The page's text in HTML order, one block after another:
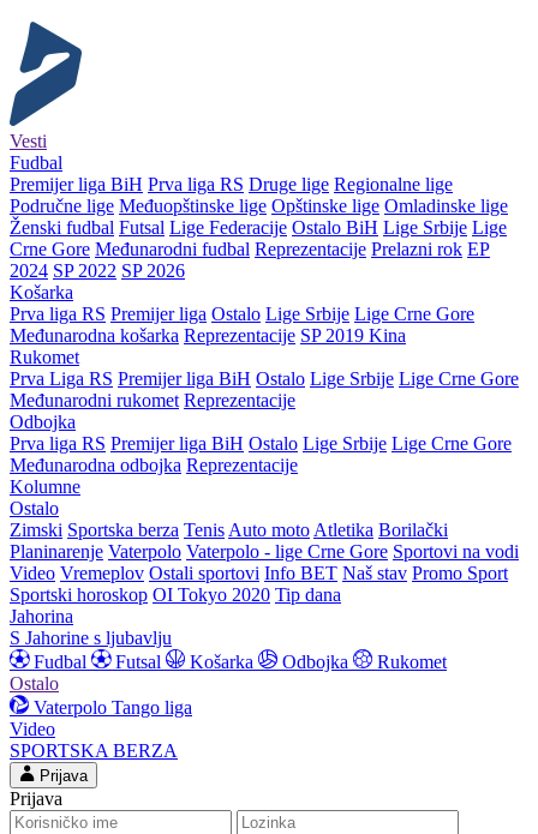
Vesti
Fudbal
Premijer liga BiH Prva liga RS Druge lige Regionalne lige
Područne lige Međuopštinske lige Opštinske lige Omladinske lige
Ženski fudbal Futsal Lige Federacije Ostalo BiH Lige Srbije Lige
Crne Gore Međunarodni fudbal Reprezentacije Prelazni rok EP
2024 SP 2022 SP 2026
Košarka
Prva liga RS Premijer liga Ostalo Lige Srbije Lige Crne Gore
Međunarodna košarka Reprezentacije SP 2019 Kina
Rukomet
Prva Liga RS Premijer liga BiH Ostalo Lige Srbije Lige Crne Gore
Međunarodni rukomet Reprezentacije
Odbojka
Prva liga RS Premijer liga BiH Ostalo Lige Srbije Lige Crne Gore
Međunarodna odbojka Reprezentacije
Kolumne
Ostalo
Zimski Sportska berza Tenis Auto moto Atletika Borilački
Planinarenje Vaterpolo Vaterpolo - lige Crne Gore Sportovi na vodi
Video Vremeplov Ostali sportovi Info BET Naš stav Promo Sport
Sportski horoskop OI Tokyo 2020 Tip dana
Jahorina
S Jahorine s ljubavlju
Fudbal
Futsal Košarka Odbojka
Rukomet
Ostalo
Vaterpolo Tango liga
Video
SPORTSKA BERZA
Prijava
Prijava